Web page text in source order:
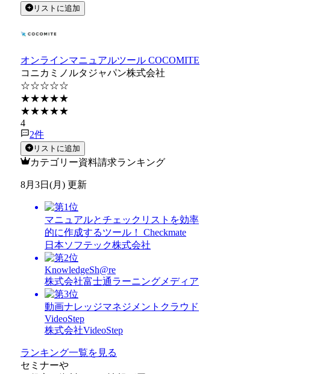
リストに追加
オンラインマニュアルツール COCOMITE
コニカミノルタジャパン株式会社
☆☆☆☆☆
★★★★★
★★★★★
4
2件
リストに追加
カテゴリー資料請求ランキング
8月3日(月) 更新
マニュアルとチェックリストを効率
的に作成するツール！ Checkmate
日本ソフテック株式会社
KnowledgeSh@re
株式会社富士通ラーニングメディア
動画ナレッジマネジメントクラウド
VideoStep
株式会社VideoStep
ランキング一覧を見る
セミナーや